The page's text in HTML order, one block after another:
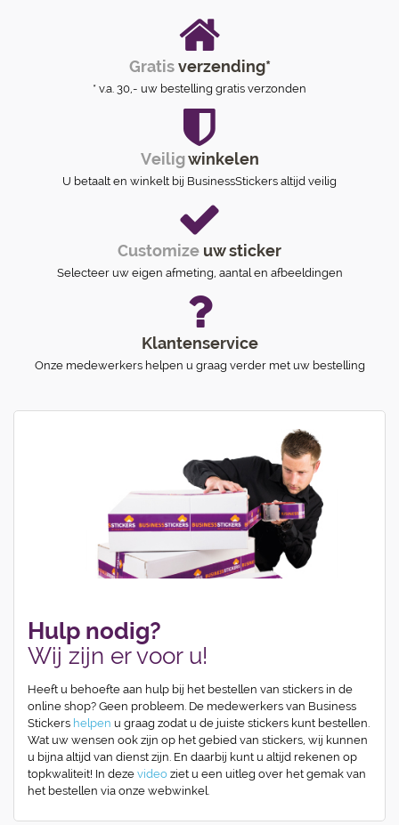
Gratisverzending*
* v.a. 30,- uw bestelling gratis verzonden
Veiligwinkelen
U betaalt en winkelt bij BusinessStickers altijd veilig
Customize uw sticker
Selecteer uw eigen afmeting, aantal en afbeeldingen
Klantenservice
Onze medewerkers helpen u graag verder met uw bestelling
Hulp nodig?
Wij zijn er voor u!
Heeft u behoefte aan hulp bij het bestellen van stickers in de
online shop? Geen probleem. De medewerkers van Business
Stickers helpen u graag zodat u de juiste stickers kunt bestellen.
Wat uw wensen ook zijn op het gebied van stickers, wij kunnen
u bijna altijd van dienst zijn. En daarbij kunt u altijd rekenen op
topkwaliteit! In deze video ziet u een uitleg over het gemak van
het bestellen via onze webwinkel.